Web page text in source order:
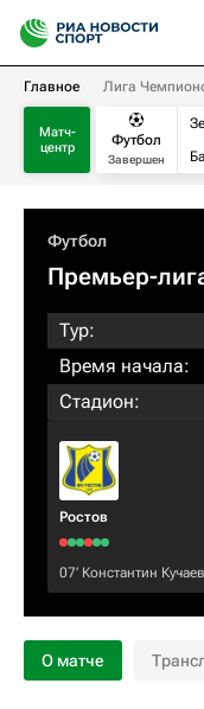
Главное Лига
Матч-
центр
Футбол
Завершен
Футбол
Премьер-
Тур:
Время начала:
Стадион:
Ростов
07‎’‎ Константин Кучаев
О матче